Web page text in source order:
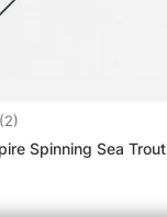
Spinning Sea Trout